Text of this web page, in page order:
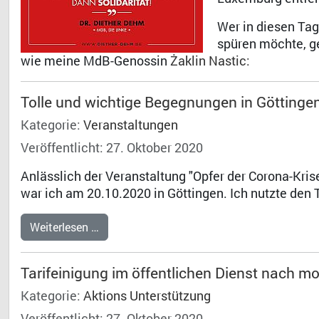
Wer in diesen
spüren möchte,
wie meine MdB-Genossin Żaklin Nastic:
Tolle und wichtige Begegnungen in
Kategorie: Veranstaltungen
Veröffentlicht: 27. Oktober 2020
Anlässlich der Veranstaltung "Opfer der Corona-
war ich am 20.10.2020 in Göttingen. Ich nutzte
Weiterlesen …
Tarifeinigung im öffentlichen Dienst nach
Kategorie: Aktions Unterstützung